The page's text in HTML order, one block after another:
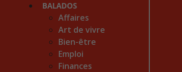
BALADOS
Affaires
Art de vivre
Bien-être
Emploi
Finances